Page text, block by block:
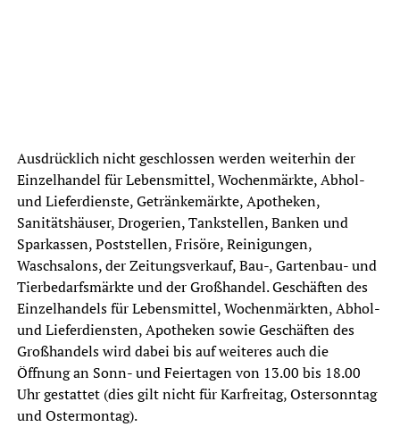
Ausdrücklich nicht geschlossen werden weiterhin der
Einzelhandel für Lebensmittel, Wochenmärkte, Abhol-
und Lieferdienste, Getränkemärkte, Apotheken,
Sanitätshäuser, Drogerien, Tankstellen, Banken und
Sparkassen, Poststellen, Frisöre, Reinigungen,
Waschsalons, der Zeitungsverkauf, Bau-, Gartenbau- und
Tierbedarfsmärkte und der Großhandel. Geschäften des
Einzelhandels für Lebensmittel, Wochenmärkten, Abhol-
und Lieferdiensten, Apotheken sowie Geschäften des
Großhandels wird dabei bis auf weiteres auch die
Öffnung an Sonn- und Feiertagen von 13.00 bis 18.00
Uhr gestattet (dies gilt nicht für Karfreitag, Ostersonntag
und Ostermontag).